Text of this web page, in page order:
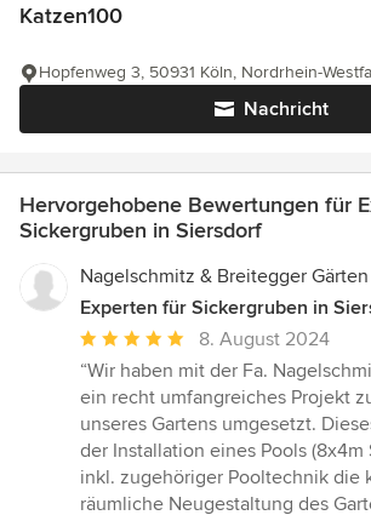
Katzen100
Nachricht
Hopfenweg 3, 50931 Köln, Nordrhein-
Hervorgehobene Bewertungen für
Sickergruben in Siersdorf
Nagelschmitz & Breitegger
Experten für Sickergruben in
Durchschnittliche
Bewertung:
5
von
5
Sternen
8. August 2024
“Wir haben mit der Fa.
ein recht umfangreiches Projekt
unseres Gartens umgesetzt.
der Installation eines Pools
inkl. zugehöriger Pooltechnik die
räumliche Neugestaltung des